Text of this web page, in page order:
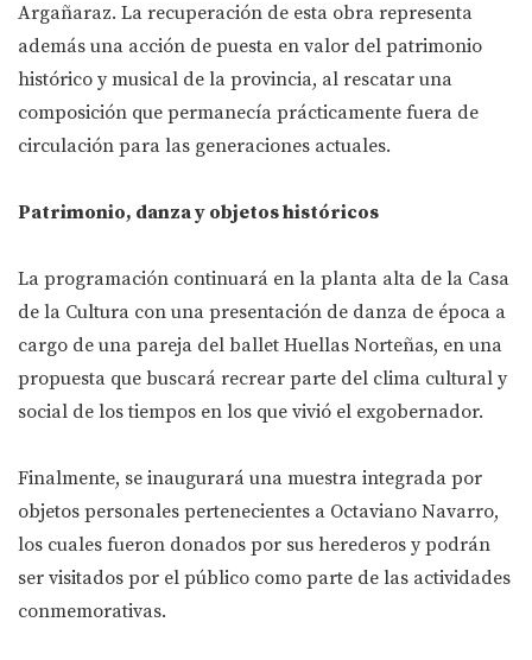
Argañaraz. La recuperación de esta obra representa
además una acción de puesta en valor del patrimonio
histórico y musical de la provincia, al rescatar una
composición que permanecía prácticamente fuera de
circulación para las generaciones actuales.
Patrimonio, danza y objetos históricos
La programación continuará en la planta alta de la Casa
de la Cultura con una presentación de danza de época a
cargo de una pareja del ballet Huellas Norteñas, en una
propuesta que buscará recrear parte del clima cultural y
social de los tiempos en los que vivió el exgobernador.
Finalmente, se inaugurará una muestra integrada por
objetos personales pertenecientes a Octaviano Navarro,
los cuales fueron donados por sus herederos y podrán
ser visitados por el público como parte de las actividades
conmemorativas.